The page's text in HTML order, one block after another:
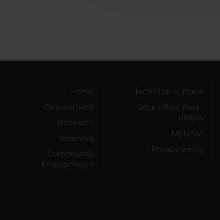
Home
Department
Research
Teaching
Community
Engagement
Technical support
Back office Area -
dbErw
MyUnivr
Privacy policy